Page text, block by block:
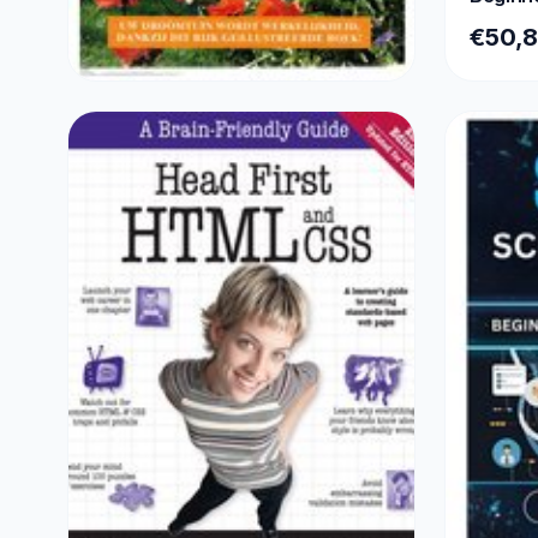
BOEKEN
Het complete tuinboek
€16,60